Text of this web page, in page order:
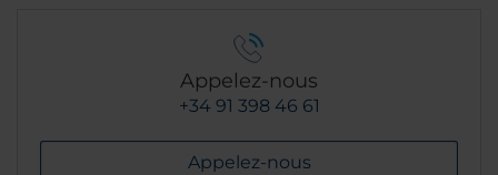
Appelez-nous
+34 91 398 46 61
Appelez-nous